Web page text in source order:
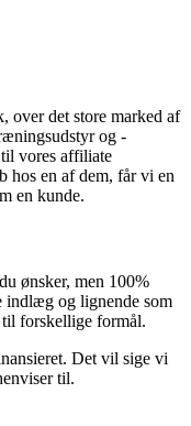
over det store marked af
og -
vores affiliate
hos en af dem, får vi en
en kunde.
ønsker, men 100%
indlæg og lignende som
forskellige formål.
Det vil sige vi
til.